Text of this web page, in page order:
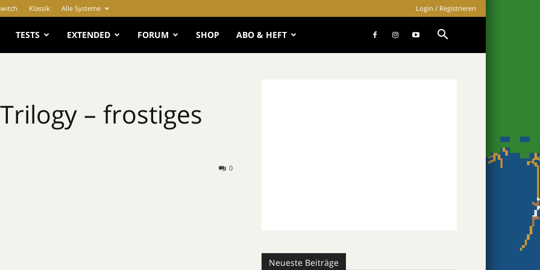
Klassik Alle Systeme Login / Registrieren
TESTS EXTENDED FORUM SHOP ABO & HEFT
– frostiges
0
Neueste Beiträge